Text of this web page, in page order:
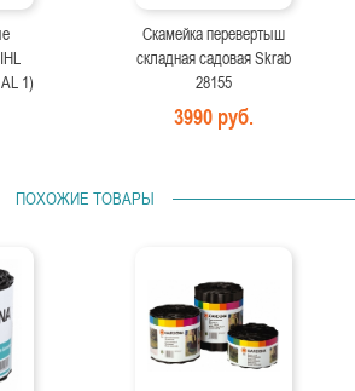
1)
Скамейка перевертыш
складная садовая Skrab
28155
3990 руб.
ПОХОЖИЕ ТОВАРЫ